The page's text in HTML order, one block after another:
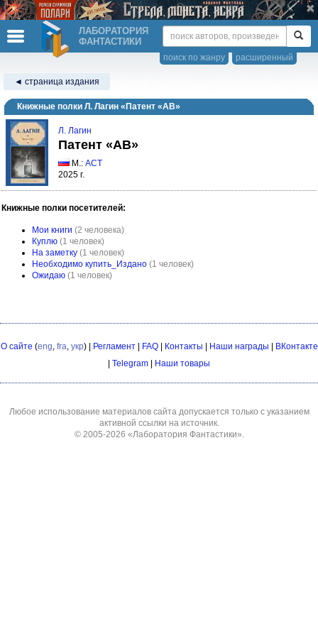
ЛАБОРАТОРИЯ
ФАНТАСТИКИ
расширенный
поиск по жанру
◄ страница издания
Книжные полки Л. Лагин «Патент «АВ»
Л. Лагин
Патент «АВ»
М.: АСТ
2025 г.
Книжные полки посетителей:
Мои книги (2 человека)
Куплю (1 человек)
На заметку (1 человек)
Необходимо купить_Издано (1 человек)
Ожидаю (1 человек)
О сайте (eng, fra, укр) | Регламент| FAQ| Контакты Наши награды
ВКонтакте
Telegram Наши товары
Любое использование материалов сайта допускается только с указанием
активной ссылки на источник.
© 2005-2026 «Лаборатория Фантастики».